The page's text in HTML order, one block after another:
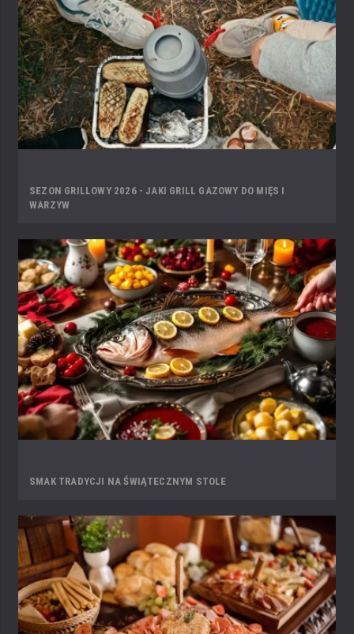
SEZON GRILLOWY 2026 - JAKI GRILL GAZOWY DO MIĘS I
WARZYW
SMAK TRADYCJI NA ŚWIĄTECZNYM STOLE